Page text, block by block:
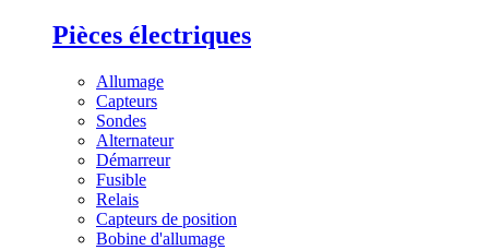
Pièces électriques
Allumage
Capteurs
Sondes
Alternateur
Démarreur
Fusible
Relais
Capteurs de position
Bobine d'allumage